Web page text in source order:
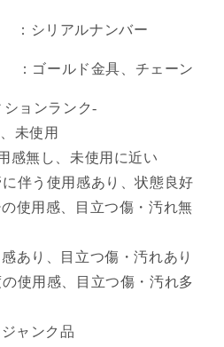
シリアルナンバー
ゴールド金具、チェーン
ョンランク-
未使用
感無し、未使用に近い
に伴う使用感あり、状態良好
の使用感、目立つ傷・汚れ無
感あり、目立つ傷・汚れあり
の使用感、目立つ傷・汚れ多
ジャンク品